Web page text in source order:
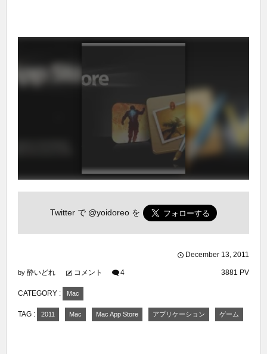
Twitter で @yoidoreo を
December 13 2011
by 酔いどれ コメント 4 3881 PV
CATEGORY : Mac
TAG : 2011 Mac Mac App Store アプリケーション ゲーム